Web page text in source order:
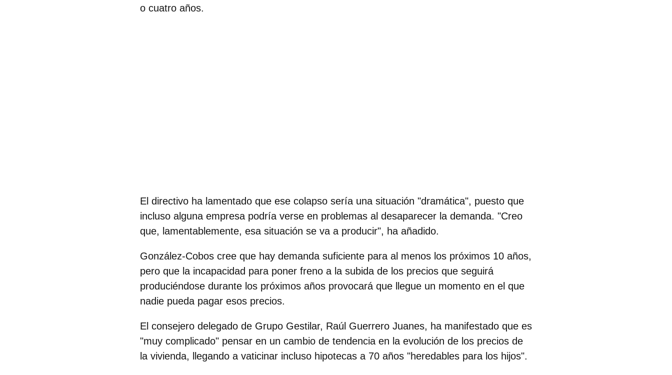
o cuatro años.
El directivo ha lamentado que ese colapso sería una situación "dramática", puesto que
incluso alguna empresa podría verse en problemas al desaparecer la demanda. "Creo
que, lamentablemente, esa situación se va a producir", ha añadido.
González-Cobos cree que hay demanda suficiente para al menos los próximos 10 años,
pero que la incapacidad para poner freno a la subida de los precios que seguirá
produciéndose durante los próximos años provocará que llegue un momento en el que
nadie pueda pagar esos precios.
El consejero delegado de Grupo Gestilar, Raúl Guerrero Juanes, ha manifestado que es
"muy complicado" pensar en un cambio de tendencia en la evolución de los precios de
la vivienda, llegando a vaticinar incluso hipotecas a 70 años "heredables para los hijos".